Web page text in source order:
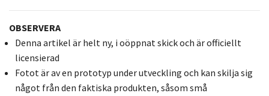
OBSERVERA
Denna artikel är helt ny, i oöppnat skick och är officiellt
licensierad
Fotot är av en prototyp under utveckling och kan skilja sig
något från den faktiska produkten, såsom små